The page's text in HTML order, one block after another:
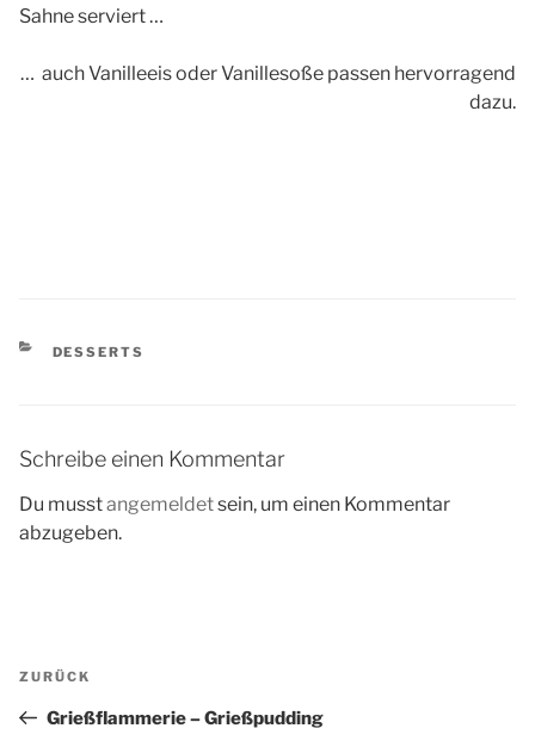
Sahne serviert …
… auch Vanilleeis oder Vanillesoße passen hervorragend
dazu.
KATEGORIEN
DESSERTS
Schreibe einen Kommentar
Du musstangemeldetsein, um einen Kommentar
abzugeben.
Vorheriger
ZURÜCK
Grießflammerie – Grießpudding